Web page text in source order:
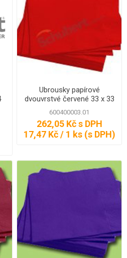
Ubrousky papírové
dvouvrstvé červené 33 x 33
cm, 20 ks
600400003.01
262,05 Kč s DPH
17,47 Kč / 1 ks (s DPH)